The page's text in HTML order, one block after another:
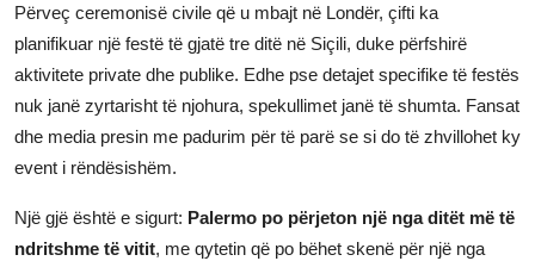
Përveç ceremonisë civile që u mbajt në Londër, çifti ka
planifikuar një festë të gjatë tre ditë në Siçili, duke përfshirë
aktivitete private dhe publike. Edhe pse detajet specifike të festës
nuk janë zyrtarisht të njohura, spekullimet janë të shumta. Fansat
dhe media presin me padurim për të parë se si do të zhvillohet ky
event i rëndësishëm.
Një gjë është e sigurt: Palermo po përjeton një nga ditët më të
ndritshme të vitit, me qytetin që po bëhet skenë për një nga